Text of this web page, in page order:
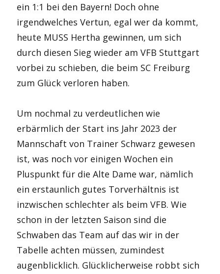
ein 1:1 bei den Bayern! Doch ohne
irgendwelches Vertun, egal wer da kommt,
heute MUSS Hertha gewinnen, um sich
durch diesen Sieg wieder am VFB Stuttgart
vorbei zu schieben, die beim SC Freiburg
zum Glück verloren haben.
Um nochmal zu verdeutlichen wie
erbärmlich der Start ins Jahr 2023 der
Mannschaft von Trainer Schwarz gewesen
ist, was noch vor einigen Wochen ein
Pluspunkt für die Alte Dame war, nämlich
ein erstaunlich gutes Torverhältnis ist
inzwischen schlechter als beim VFB. Wie
schon in der letzten Saison sind die
Schwaben das Team auf das wir in der
Tabelle achten müssen, zumindest
augenblicklich. Glücklicherweise robbt sich